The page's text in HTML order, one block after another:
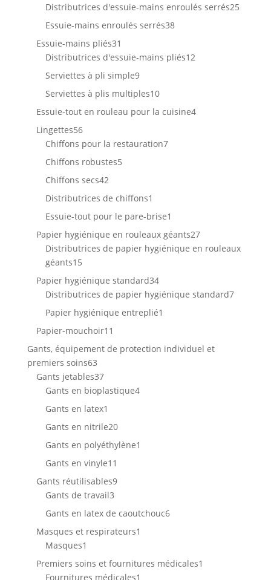
produits
Distributrices d'essuie-mains enroulés serrés2525
Essuie-mains enroulés serrés3838
Essuie-mains pliés31
produits
Distributrices d'essuie-mains pliés1212
Serviettes à pli simple99
produits
Serviettes à plis multiples1010
produits
Essuie-tout en rouleau pour la cuisine44
Lingettes5656
produits
Chiffons pour la restauration77
Chiffons robustes55
Chiffons secs4242
produits
Distributrices de chiffons1
produit
Essuie-tout pour le pare-brise1
produit
Papier hygiénique en rouleaux géants2727
produits
Distributrices de papier hygiénique en rouleaux
géants1515
produits
Papier hygiénique standard3434
produits
Distributrices de papier hygiénique standard77
Papier hygiénique entreplié1
Papier-mouchoir11
produits
Gants, équipement de protection individuel et
premiers soins6363
produits
Gants jetables3737
produits
Gants en bioplastique44
Gants en latex1
produit
Gants en nitrile2020
produits
Gants en polyéthylène1
Gants en vinyle11
produits
Gants réutilisables99
Gants de travail33
produits
Gants en latex de caoutchouc66
Masques et respirateurs1
Masques1
produit
Premiers soins et fournitures médicales1
Fournitures médicales1